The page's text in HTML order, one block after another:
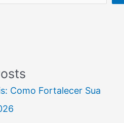
Como Fortalecer Sua